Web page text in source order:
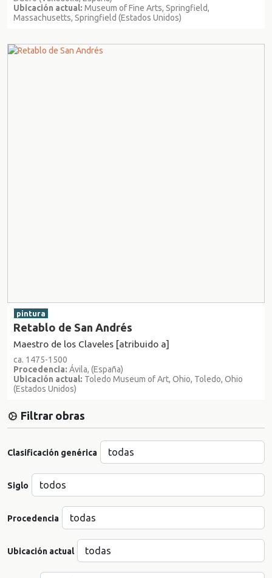
Ubicación actual: Museum of Fine Arts, Springfield,
Massachusetts, Springfield (Estados Unidos)
pintura
Retablo de San Andrés
Maestro de los Claveles [atribuido a]
ca. 1475-1500
Procedencia: Ávila, (España)
Ubicación actual: Toledo Museum of Art, Ohio, Toledo, Ohio
(Estados Unidos)
Filtrar obras
Clasificación genérica
Siglo
Procedencia
Ubicación actual